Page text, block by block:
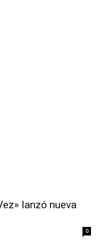
lanzó nueva
0